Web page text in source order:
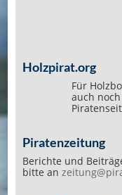
Holzpirat.org
Für
auch
Piratenzeitung
Berichte und
bitte an